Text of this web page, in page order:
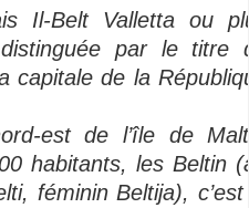
Il-Belt Valletta ou
par le titre
capitale de la
est de l’île de
habitants, les Beltin
féminin Beltija), c’est